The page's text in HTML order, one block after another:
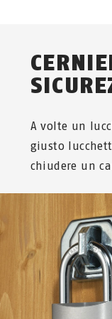
A volte un
giusto
chiudere un